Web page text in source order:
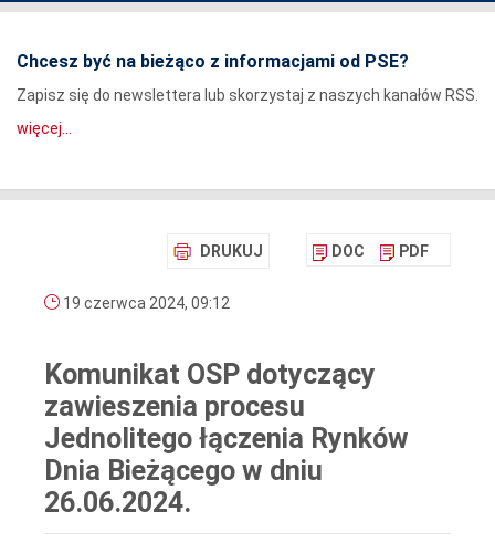
Chcesz być na bieżąco z informacjami od PSE?
Zapisz się do newslettera lub skorzystaj z naszych kanałów RSS.
więcej...
DRUKUJ DOC PDF
19 czerwca 2024, 09:12
Komunikat OSP dotyczący
zawieszenia procesu
Jednolitego łączenia Rynków
Dnia Bieżącego w dniu
26.06.2024.